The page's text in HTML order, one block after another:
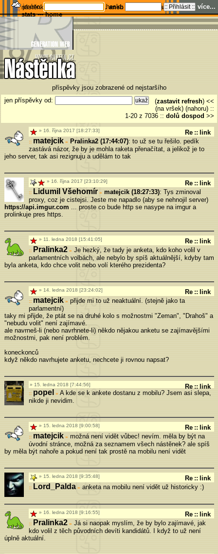
nástěnka ..:: Dech@otizer ::.. aneb Co se to tu sakra děje? ---
stats---home
jméno: heslo: více...
příspěvky jsou zobrazené od nejstaršího
jen příspěvky od:
(zastavit refresh) <<
(na vršek) (nahoru) ::
1-20 z 7036 :: dolů dospod >>
16. října 2017 [18:27:33] Re :: link
matejcik» Pralinka2 (17:44:07): to už se tu řešilo. pedík
zastává názor, že by je mohla raketa přenačítat, a jelikož je to
jeho server, tak asi rezignuju a udělám to tak
16. října 2017 [23:10:29] Re :: link
Lidumil Všehomír» matejcik (18:27:33): Tys zminoval
proxy, coz je cistejsi. Jeste me napadlo (aby se nehnojil server)
https://api.imgur.com ... proste co bude http se nasype na imgur a
prolinkuje pres https.
11. ledna 2018 [15:41:05] Re :: link
Pralinka2» Je hezký, že tady je anketa, kdo koho volil v
parlamentních volbách, ale nebylo by spíš aktuálnější, kdyby tam
byla anketa, kdo chce volit nebo volí kterého prezidenta?
14. ledna 2018 [23:24:02] Re :: link
matejcik» přijde mi to už neaktuální. (stejně jako ta
parlamentní)
taky mi přijde, že ptát se na druhé kolo s možnostmi "Zeman", "Drahoš" a
"nebudu volit" není zajímavé.
ale navrneš-li (nebo navrhnete-li) někdo nějakou anketu se zajímavějšími
možnostmi, pak není problém.
koneckonců
když někdo navrhujete anketu, nechcete ji rovnou napsat?
15. ledna 2018 [7:44:56] Re :: link
popel » A kde se k ankete dostanu z mobilu? Jsem asi slepa,
nikde ji nevidim.
15. ledna 2018 [9:00:58] Re :: link
matejcik» možná není vidět vůbec! nevím. měla by být na
úvodní stránce, možná za seznamem všech nástěnek? ale spíš
by měla být nahoře a pokud není tak prostě na mobilu není vidět
15. ledna 2018 [9:35:48] Re :: link
Lord_Palda» anketa na mobilu není vidět už historicky :)
16. ledna 2018 [9:16:55] Re :: link
Pralinka2» Já si naopak myslím, že by bylo zajímavé, jak
kdo volil z těch původních devíti kandidátů. I když to už není
úplně aktuální.